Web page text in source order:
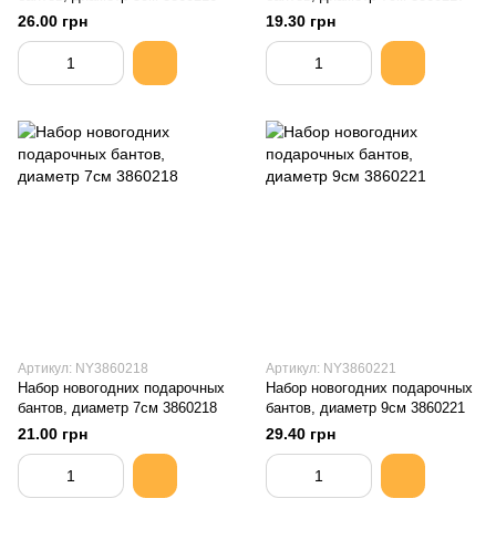
26.00 грн 19.30 грн
Артикул: NY3860218
Набор новогодних подарочных
бантов, диаметр 7см 3860218
21.00 грн
Артикул: NY3860221
Набор новогодних подарочных
бантов, диаметр 9см 3860221
29.40 грн